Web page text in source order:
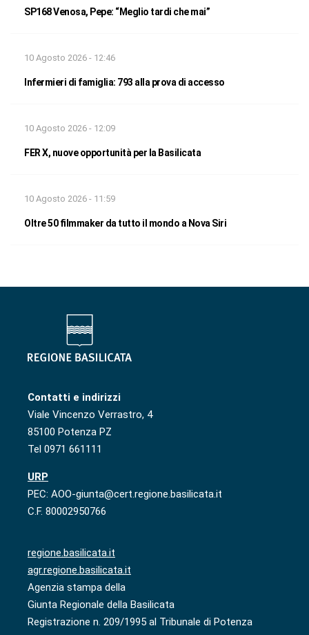
SP168 Venosa, Pepe: “Meglio tardi che mai”
10 Agosto 2026 - 12:46
Infermieri di famiglia: 793 alla prova di accesso
10 Agosto 2026 - 12:09
FER X, nuove opportunità per la Basilicata
10 Agosto 2026 - 11:59
Oltre 50 filmmaker da tutto il mondo a Nova Siri
Contatti e indirizzi
Viale Vincenzo Verrastro, 4
85100 Potenza PZ
Tel 0971 661111
URP
PEC: AOO-giunta@cert.regione.basilicata.it
C.F. 80002950766
regione.basilicata.it
agr.regione.basilicata.it
Agenzia stampa della
Giunta Regionale della Basilicata
Registrazione n. 209/1995 al Tribunale di Potenza